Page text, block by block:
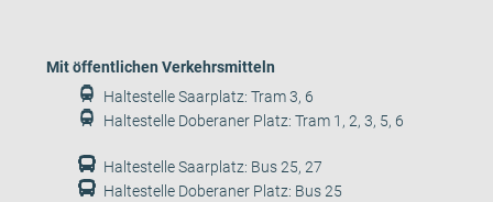
Mit öffentlichen Verkehrsmitteln
Haltestelle Saarplatz: Tram 3, 6
Haltestelle Doberaner Platz: Tram 1, 2, 3, 5, 6
Haltestelle Saarplatz: Bus 25, 27
Haltestelle Doberaner Platz: Bus 25